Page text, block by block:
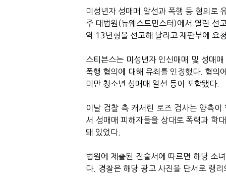
미성년자 성매매 알선과 폭행 등 혐의로
주 대법원(뉴웨스트민스터)에서 열린
역 13년형을 선고해 달라고 재판부에 요
스티븐스는 미성년자 인신매매 및 성매
폭행 혐의에 대해 유죄를 인정했다. 혐의
미만 청소년 성매매 알선 등이 포함됐다.
이날 검찰 측 캐서린 로즈 검사는 양측
서 성매매 피해자들을 상대로 폭력과 학
돼 있었다.
법원에 제출된 진술서에 따르면 해당 소
다. 경찰은 해당 광고 사진을 단서로 랭